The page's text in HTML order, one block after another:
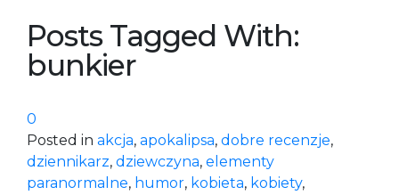
Posts Tagged With:
bunkier
0
Posted in akcja, apokalipsa, dobre recenzje,
dziennikarz, dziewczyna, elementy
paranormalne, humor, kobieta, kobiety,